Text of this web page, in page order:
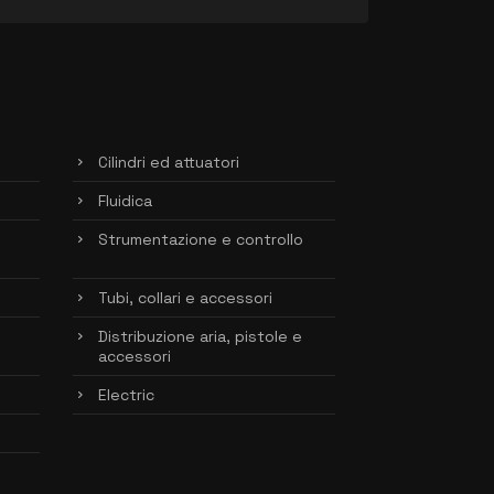
Cilindri ed attuatori
Fluidica
Strumentazione e controllo
Tubi, collari e accessori
Distribuzione aria, pistole e
accessori
Electric